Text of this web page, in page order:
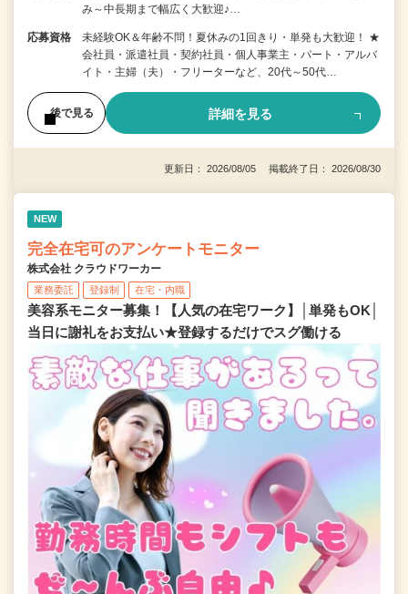
み～中長期まで幅広く大歓迎♪…
応募資格
未経験OK＆年齢不問！夏休みの1回きり・単発も大歓迎！ ★
会社員・派遣社員・契約社員・個人事業主・パート・アルバ
イト・主婦（夫）・フリーターなど、20代～50代…
後で見る 詳細を見る
更新日： 2026/08/05 掲載終了日： 2026/08/30
NEW
完全在宅可のアンケートモニター
株式会社 クラウドワーカー
業務委託 登録制 在宅・内職
美容系モニター募集！【人気の在宅ワーク】│単発もOK│
当日に謝礼をお支払い★登録するだけでスグ働ける